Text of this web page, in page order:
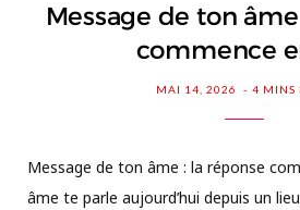
Message de ton
commence
MAI 14, 2026 4 MINS
Message de ton âme : la réponse
âme te parle aujourd’hui depuis un